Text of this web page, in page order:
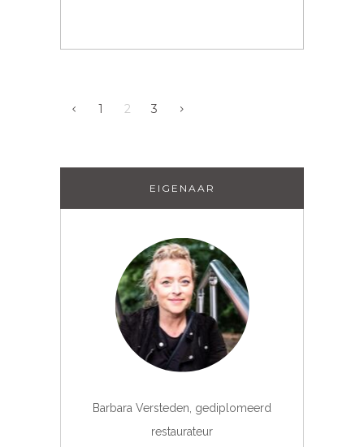
1 2 3
EIGENAAR
Barbara Versteden, gediplomeerd
restaurateur